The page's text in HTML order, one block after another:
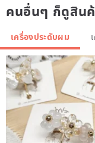
คนอื่นๆ ก็ดูสินค้
เครื่องประดับผม